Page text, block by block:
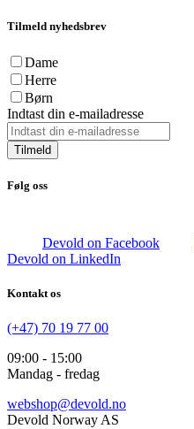
Tilmeld nyhedsbrev
Dame
Herre
Børn
Indtast din e-mailadresse
Tilmeld
Følg oss
Devold on Facebook
Devold on LinkedIn
Kontakt os
(+47) 70 19 77 00
09:00 - 15:00
Mandag - fredag
webshop@devold.no
Devold Norway AS